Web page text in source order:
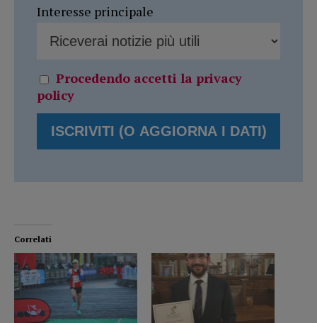
Interesse principale
Procedendo accetti la privacy
policy
Correlati